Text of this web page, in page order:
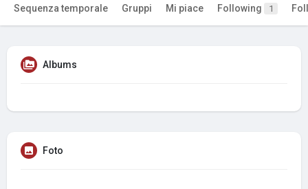
Sequenza temporale Gruppi Mi piace Following 1
Albums
Foto